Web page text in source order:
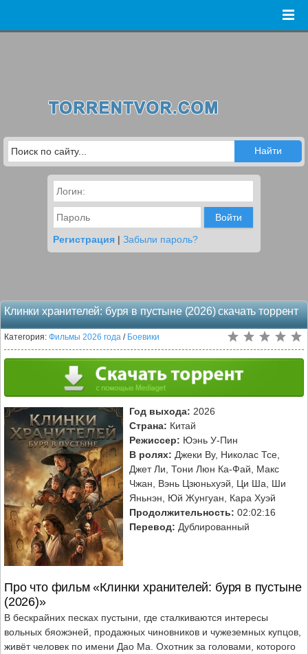
Войти
Регистрация | Забыли пароль?
Клинки хранителей: буря в пустыне (2026) скачать торрент
Категория: Фильмы 2026 года / Боевики
Год выхода: 2026
Страна: Китай
Режиссер: Юэнь У-Пин
В ролях: Джеки Ву, Николас Тсе,
Джет Ли, Тони Люн Ка-Фай, Макс
Чжан, Вэнь Цзюньхуэй, Ци Ша, Ши
Яньнэн, Юй Жунгуан, Кара Хуэй
Продолжительность: 02:02:16
Перевод: Дублированный
Про что фильм «Клинки хранителей: буря в пустыне
(2026)»
В бескрайних песках пустыни, где сталкиваются интересы
вольных бяожэней, продажных чиновников и чужеземных купцов,
живёт человек по имени Дао Ма. Охотник за головами, которого